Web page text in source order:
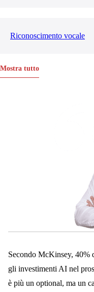
Riconoscimento vocale
Mostra tutto
Secondo McKinsey, 40%
gli investimenti AI nel
è più un optional, ma un